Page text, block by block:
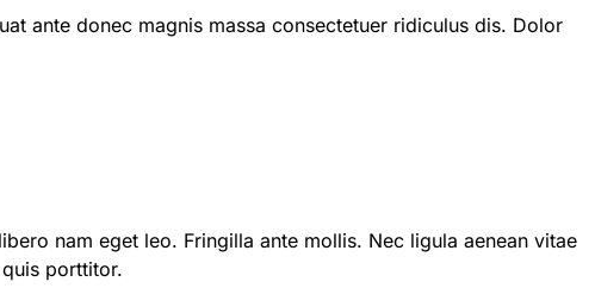
ante donec magnis massa consectetuer ridiculus dis. Dolor
nam eget leo. Fringilla ante mollis. Nec ligula aenean vitae
porttitor.